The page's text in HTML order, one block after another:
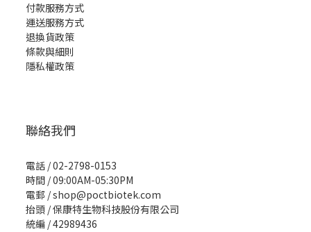
付款服務方式
運送服務方式
退換貨政策
條款與細則
隱私權政策
聯絡我們
電話 / 02-2798-0153
時間 / 09:00AM-05:30PM
電郵 / shop@poctbiotek.com
抬頭 / 保康特生物科技股份有限公司
統編 / 42989436